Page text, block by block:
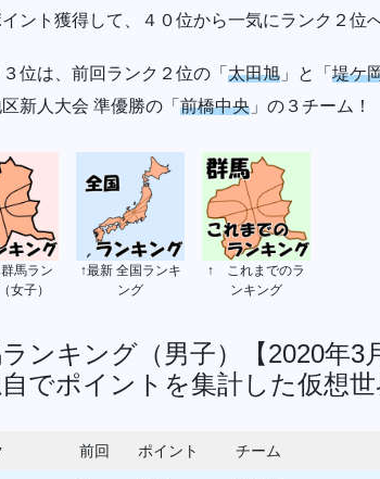
イント獲得して、４０位から一気にランク２位
位は、前回ランク２位の「 太田旭 」と「 堤ケ
新人大会 準優勝の「 前橋中央 」の３チーム！
馬ラン
女子）
↑最新 全国ランキ
ング
↑ これまでのラ
ンキング
ンキング（男子）【2020年3
自でポイントを集計した仮想
前回 ポイント チーム